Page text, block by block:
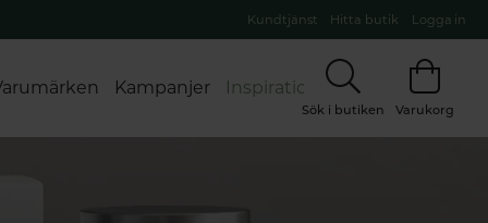
Kundtjänst Hitta butik Logga in
Kampanjer Inspiration
Sök i butiken Varukorg